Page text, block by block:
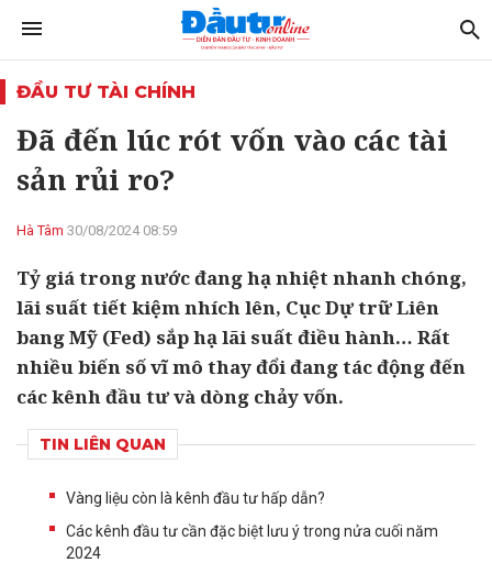
ĐẦU TƯ TÀI CHÍNH
Đã đến lúc rót vốn vào các tài
sản rủi ro?
Hà Tâm 30/08/2024 08:59
Tỷ giá trong nước đang hạ nhiệt nhanh chóng,
lãi suất tiết kiệm nhích lên, Cục Dự trữ Liên
bang Mỹ (Fed) sắp hạ lãi suất điều hành… Rất
nhiều biến số vĩ mô thay đổi đang tác động đến
các kênh đầu tư và dòng chảy vốn.
TIN LIÊN QUAN
Vàng liệu còn là kênh đầu tư hấp dẫn?
Các kênh đầu tư cần đặc biệt lưu ý trong nửa cuối năm
2024